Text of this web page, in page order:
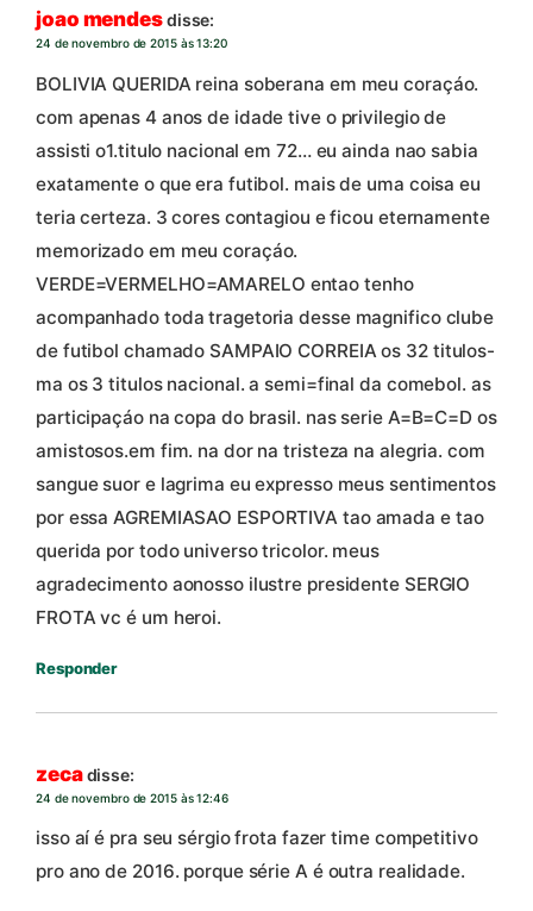
joao mendesdisse:
24 de novembro de 2015 às 13:20
BOLIVIA QUERIDA reina soberana em meu coraçáo.
com apenas 4 anos de idade tive o privilegio de
assisti o1.titulo nacional em 72… eu ainda nao sabia
exatamente o que era futibol. mais de uma coisa eu
teria certeza. 3 cores contagiou e ficou eternamente
memorizado em meu coraçáo.
VERDE=VERMELHO=AMARELO entao tenho
acompanhado toda tragetoria desse magnifico clube
de futibol chamado SAMPAIO CORREIA os 32 titulos-
ma os 3 titulos nacional. a semi=final da comebol. as
participaçáo na copa do brasil. nas serie A=B=C=D os
amistosos.em fim. na dor na tristeza na alegria. com
sangue suor e lagrima eu expresso meus sentimentos
por essa AGREMIASAO ESPORTIVA tao amada e tao
querida por todo universo tricolor. meus
agradecimento aonosso ilustre presidente SERGIO
FROTA vc é um heroi.
Responder
zecadisse:
24 de novembro de 2015 às 12:46
isso aí é pra seu sérgio frota fazer time competitivo
pro ano de 2016. porque série A é outra realidade.